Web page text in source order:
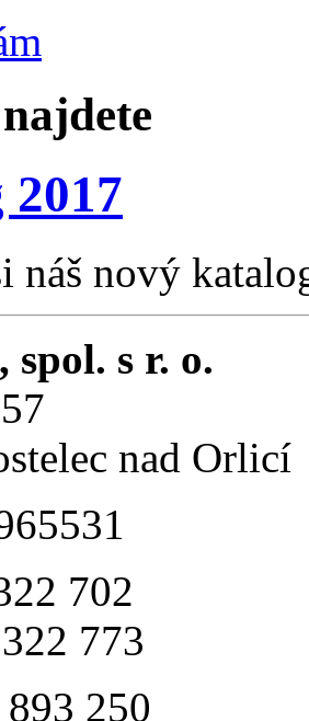
náš nový
s r. o.
nad Orlicí
702
773
250